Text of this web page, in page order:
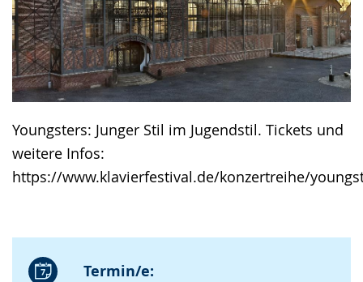
Youngsters: Junger Stil im Jugendstil. Tickets und
weitere Infos:
https://www.klavierfestival.de/konzertreihe/
Termin/e: